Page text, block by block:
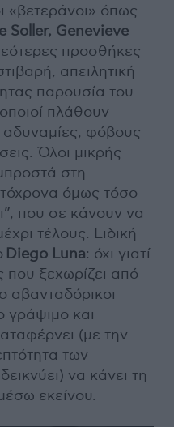
«βετεράνοι» όπως
Soller, Genevieve
προσθήκες
απειλητική
παρουσία του
πλάθουν
αδυναμίες, φόβους
Όλοι μικρής
στη
όμως τόσο
που σε κάνουν να
τέλους. Ειδική
Diego Luna: όχι γιατί
που ξεχωρίζει από
αβανταδόρικοι
γράψιμο και
(με την
των
να κάνει τη
εκείνου.